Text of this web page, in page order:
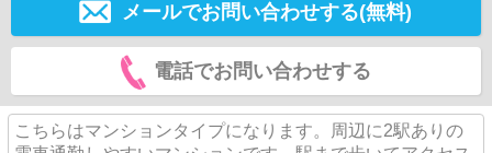
メールでお問い合わせする(無料)
電話でお問い合わせする
こちらはマンションタイプになります。周辺に2駅ありの